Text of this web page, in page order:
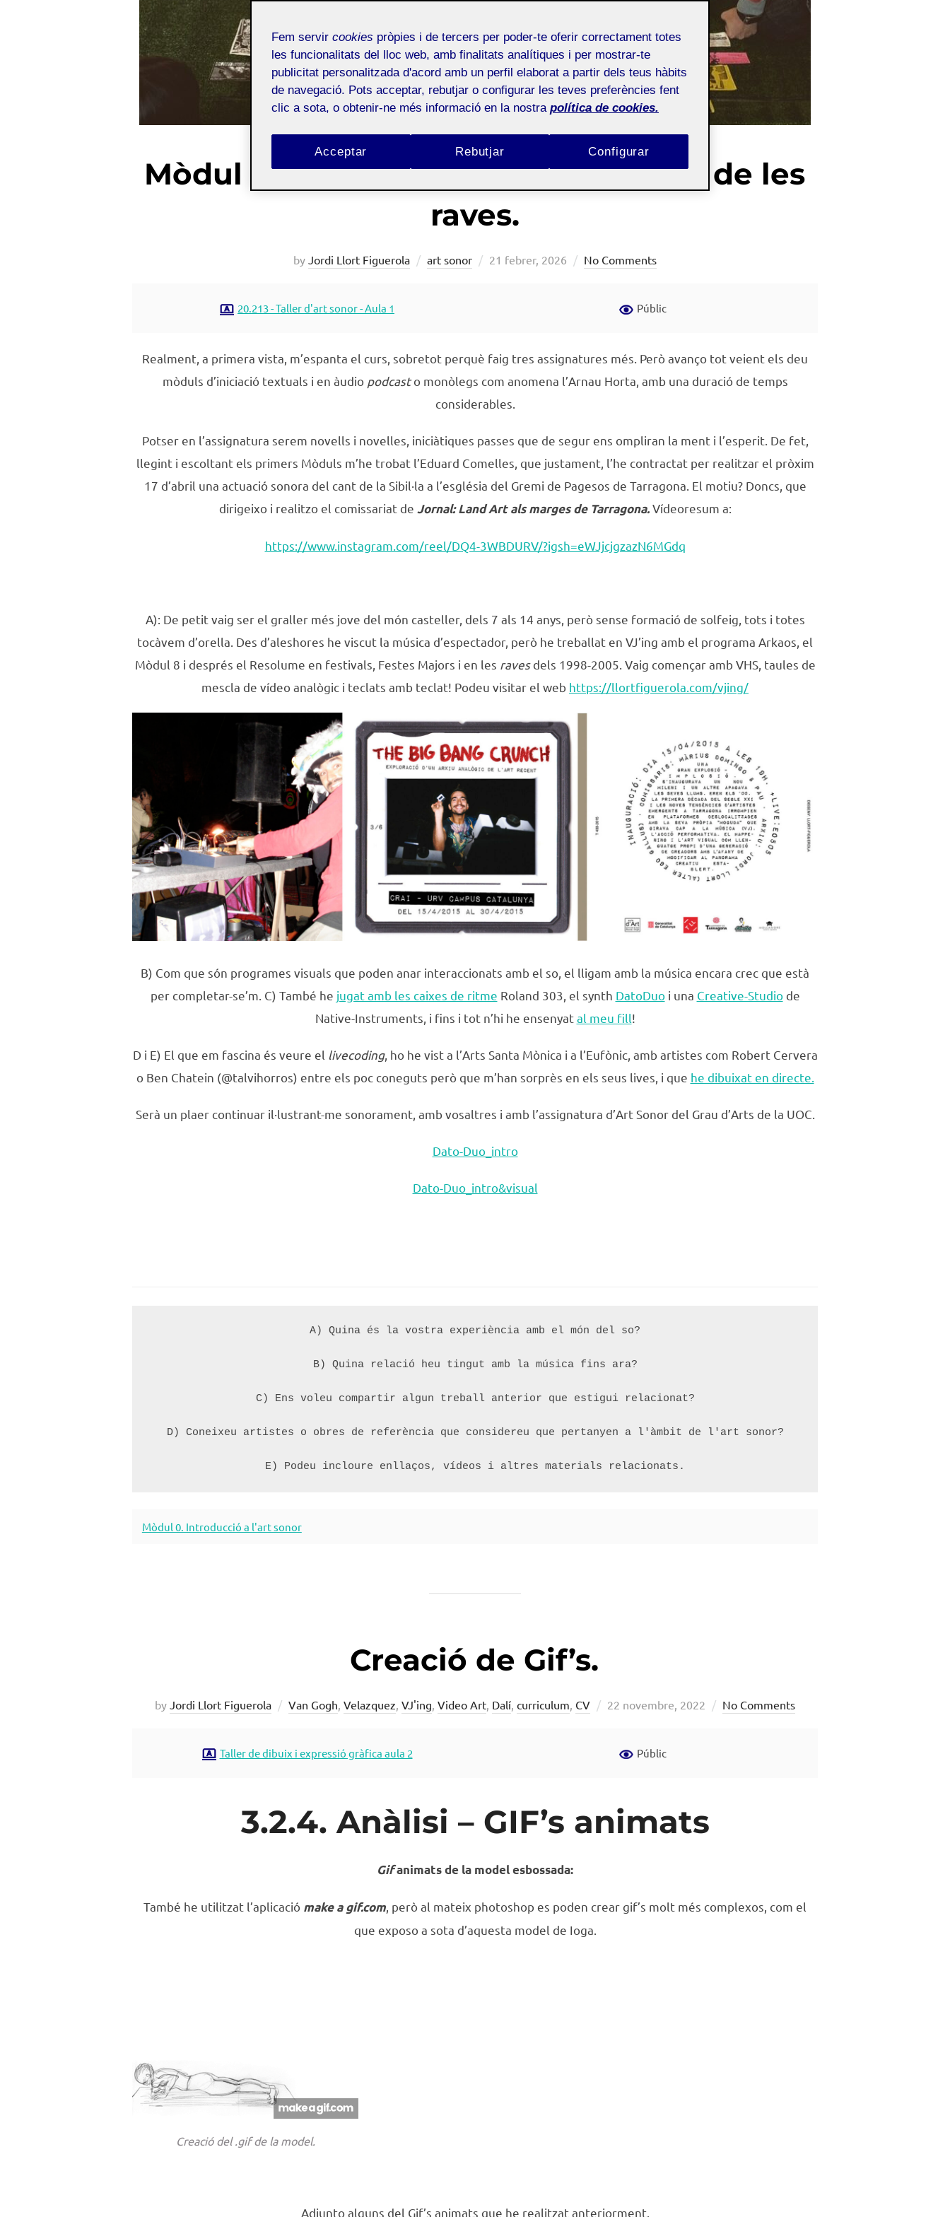
Mòdul 0. De l’art diapositiu al VJ’ing de les
raves.
by Jordi Llort Figuerola art sonor
Posted
21 febrer, 2026 No Comments
20.213 - Taller d'art sonor - Aula 1 Públic
Realment, a primera vista, m’espanta el curs, sobretot perquè faig tres assignatures més. Però avanço tot veient els deu
mòduls d’iniciació textuals i en àudio podcasto monòlegs com anomena l’Arnau Horta, amb una duració de temps
considerables.
Potser en l’assignatura serem novells i novelles, iniciàtiques passes que de segur ens ompliran la ment i l’esperit. De fet,
llegint i escoltant els primers Mòduls m’he trobat l’Eduard Comelles, que justament, l’he contractat per realitzar el pròxim
17 d’abril una actuació sonora del cant de la Sibil·la a l’església del Gremi de Pagesos de Tarragona. El motiu? Doncs, que
dirigeixo i realitzo el comissariat de Jornal: Land Art als marges de Tarragona.Vídeoresum a:
https://www.instagram.com/reel/DQ4-3WBDURV/?igsh=eWJjcjgzazN6MGdq
A): De petit vaig ser el graller més jove del món casteller, dels 7 als 14 anys, però sense formació de solfeig, tots i totes
tocàvem d’orella. Des d’aleshores he viscut la música d’espectador, però he treballat en VJ’ing amb el programa Arkaos, el
Mòdul 8 i després el Resolume en festivals, Festes Majors i en les ravesdels 1998-2005. Vaig començar amb VHS, taules de
mescla de vídeo analògic i teclats amb teclat! Podeu visitar el web https://llortfiguerola.com/vjing/
B) Com que són programes visuals que poden anar interaccionats amb el so, el lligam amb la música encara crec que està
per completar-se’m. C) També he jugat amb les caixes de ritme Roland 303, el synth DatoDuoi una Creative-Studiode
Native-Instruments, i fins i tot n’hi he ensenyatal meu fill!
D i E) El que em fascina és veure el livecoding, ho he vist a l’Arts Santa Mònica i a l’Eufònic, amb artistes com Robert Cervera
o Ben Chatein (@talvihorros) entre els poc coneguts però que m’han sorprès en els seus lives, i que he dibuixat en directe.
Serà un plaer continuar il·lustrant-me sonorament, amb vosaltres i amb l’assignatura d’Art Sonor del Grau d’Arts de la UOC.
Dato-Duo_intro
Dato-Duo_intro&visual
A) Quina és la vostra experiència amb el món del so?
B) Quina relació heu tingut amb la música fins ara?
C) Ens voleu compartir algun treball anterior que estigui relacionat?
D) Coneixeu artistes o obres de referència que considereu que pertanyen a l'àmbit de l'art sonor?
E) Podeu incloure enllaços, vídeos i altres materials relacionats.
Mòdul 0. Introducció a l'art sonor
Creació de Gif’s.
by Jordi Llort Figuerola Van Gogh Velazquez VJ'ing Video Art Dalí curriculum CV
Posted
22 novembre, 2022 No Comments
Taller de dibuix i expressió gràfica aula 2 Públic
3.2.4. Anàlisi – GIF’s animats
Gifanimats de la model esbossada:
També he utilitzat l’aplicació make a gif.com , però al mateix photoshop es poden crear gif’s molt més complexos, com el
que exposo a sota d’aquesta model de Ioga.
Creació del .gif de la model.
Adjunto alguns del Gif’s animats que he realitzat anteriorment.
Fem servir cookies pròpies i de tercers per poder-te oferir correctament totes
les funcionalitats del lloc web, amb finalitats analítiques i per mostrar-te
publicitat personalitzada d'acord amb un perfil elaborat a partir dels teus hàbits
de navegació. Pots acceptar, rebutjar o configurar les teves preferències fent
clic a sota, o obtenir-ne més informació en la nostra política de cookies.
Rebutjar
Acceptar Configurar